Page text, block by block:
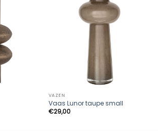
VAZEN
Vaas Lunor taupe small
€29,00